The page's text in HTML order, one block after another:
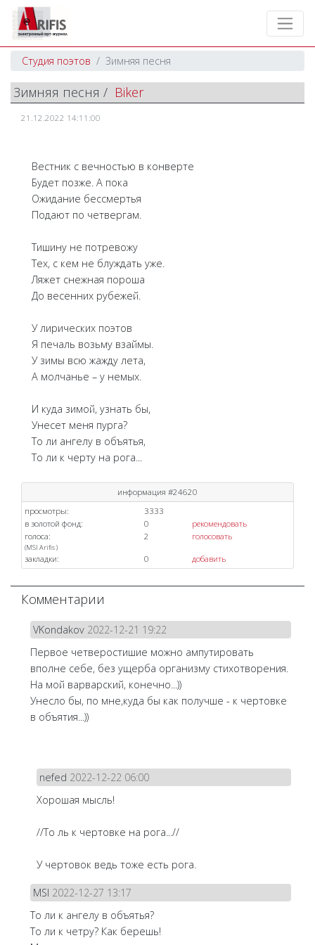
Студия поэтов Зимняя песня
Зимняя песня / Biker
21.12.2022 14:11:00
Вестник с вечностью в конверте
Будет позже. А пока
Ожидание бессмертья
Подают по четвергам.
Тишину не потревожу
Тех, с кем не блуждать уже.
Ляжет снежная пороша
До весенних рубежей.
У лирических поэтов
Я печаль возьму взаймы.
У зимы всю жажду лета,
А молчанье – у немых.
И куда зимой, узнать бы,
Унесет меня пурга?
То ли ангелу в объятья,
То ли к черту на рога...
информация #24620
просмотры:
3333
в золотой фонд:
0
рекомендовать
голоса:
2 голосовать
(MSI Arifis)
закладки: 0 добавить
Комментарии
VKondakov 2022-12-21 19:22
Первое четверостишие можно ампутировать
вполне себе, без ущерба организму стихотворения.
На мой варварский, конечно...))
Унесло бы, по мне,куда бы как получше - к чертовке
в объятия...))
nefed 2022-12-22 06:00
Хорошая мысль!
//То ль к чертовке на рога...//
У чертовок ведь тоже есть рога.
MSI 2022-12-27 13:17
То ли к ангелу в объятья?
То ли к четру? Как берешь!